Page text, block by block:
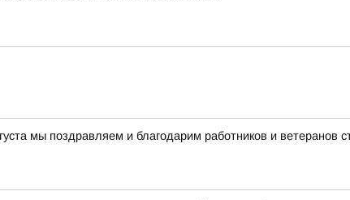
мы поздравляем и благодарим работников и ветеранов